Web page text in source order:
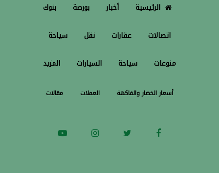
الرئيسية أخبار بورصة بنوك
اتصالات عقارات نقل سياحة
منوعات سياحة السيارات المزيد
أسعار الخضار والفاكهة العملات مقالات